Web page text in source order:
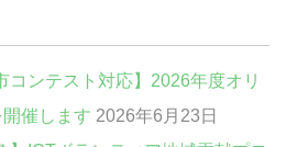
コンテスト対応】2026年度オリ
催します 2026年6月23日